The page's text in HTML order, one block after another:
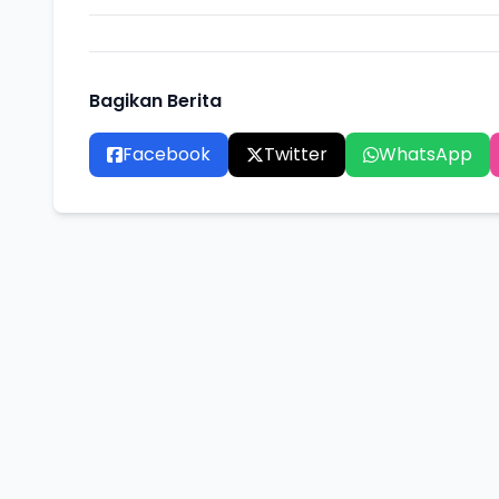
Bagikan Berita
Facebook Twitter WhatsApp